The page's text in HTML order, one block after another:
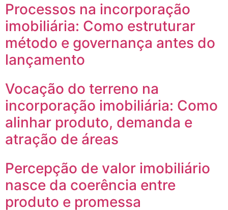
Processos na incorporação
imobiliária: Como estruturar
método e governança antes do
lançamento
Vocação do terreno na
incorporação imobiliária: Como
alinhar produto, demanda e
atração de áreas
Percepção de valor imobiliário
nasce da coerência entre
produto e promessa